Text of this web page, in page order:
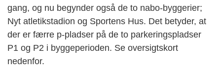
gang, og nu begynder også de to nabo-byggerier;
Nyt atletikstadion og Sportens Hus. Det betyder, at
der er færre p-pladser på de to parkeringspladser
P1 og P2 i byggeperioden. Se oversigtskort
nedenfor.